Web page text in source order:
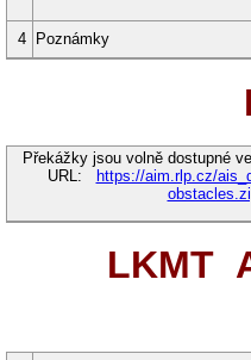
4 Poznámky
Překážky jsou volně dostupné
URL:
https://aim.rlp.cz/
LKMT